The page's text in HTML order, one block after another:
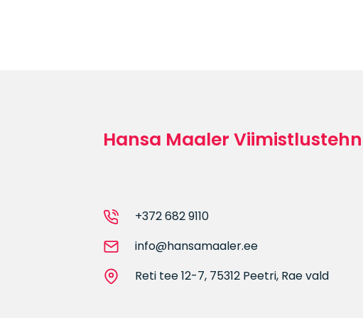
Hansa Maaler
+372 682 9110
info@hansamaaler.ee
Reti tee 12-7, 75312 Peetri, Rae vald